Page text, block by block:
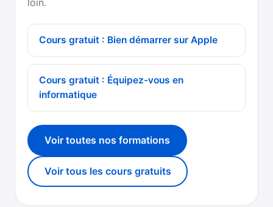
Cours gratuit : Bien démarrer sur Apple
Cours gratuit : Équipez-vous en
informatique
Voir toutes nos formations
Voir tous les cours gratuits